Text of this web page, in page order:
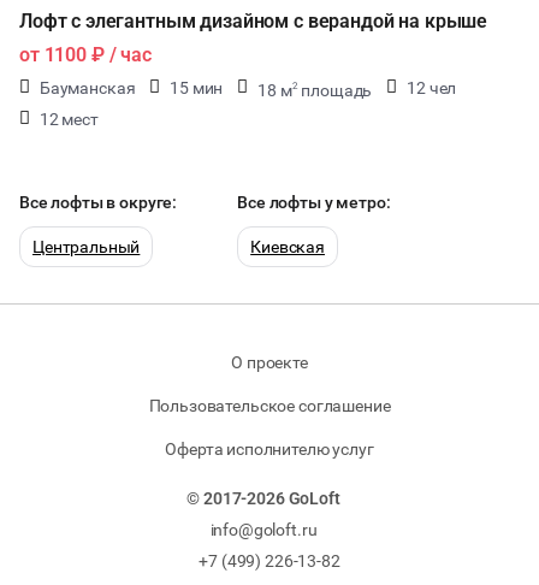
Лофт с элегантным дизайном с верандой на крыше
от 1100 ₽/ час
Бауманская 15 мин 18 м2 площадь
12 чел
12 мест
Все лофты в округе:
Центральный
Все лофты у метро:
Киевская
О проекте
Пользовательское соглашение
Оферта исполнителю услуг
© 2017-2026 GoLoft
info@goloft.ru
+7 (499) 226-13-82